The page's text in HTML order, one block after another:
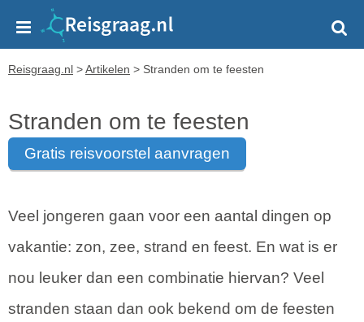
Reisgraag.nl >Artikelen > Stranden om te feesten
Stranden om te feesten
gratis reisvoorstel aanvragen
Veel jongeren gaan voor een aantal dingen op
vakantie: zon, zee, strand en feest. En wat is er
nou leuker dan een combinatie hiervan? Veel
stranden staan dan ook bekend om de feesten